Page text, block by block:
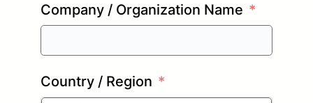
Company / Organization Name
Country / Region